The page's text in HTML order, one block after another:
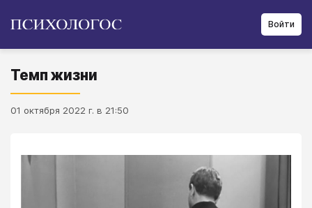
Войти
Темп жизни
01 октября 2022 г. в 21:50